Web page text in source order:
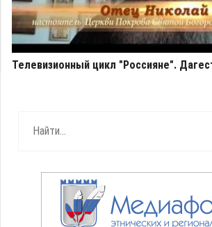
Телевизионный цикл "Россияне".